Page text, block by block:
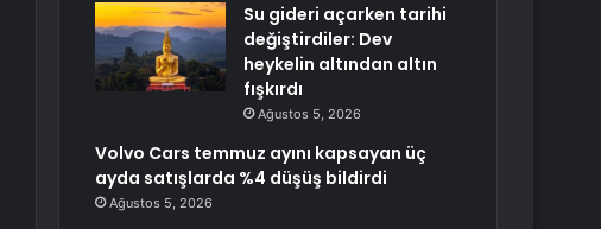
Su gideri açarken tarihi
değiştirdiler: Dev
heykelin altından altın
fışkırdı
Ağustos 5, 2026
Volvo Cars temmuz ayını kapsayan üç
ayda satışlarda %4 düşüş bildirdi
Ağustos 5, 2026